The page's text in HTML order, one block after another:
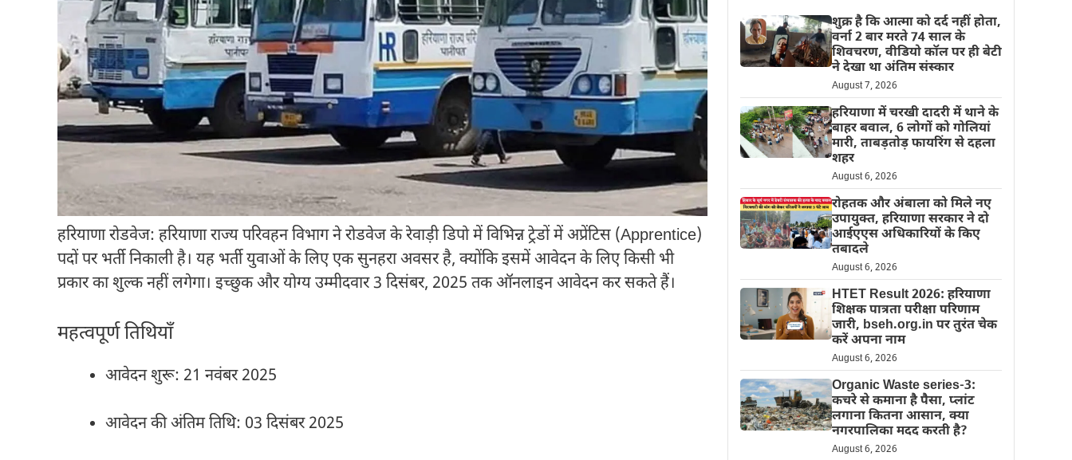
हरियाणा रोडवेज: हरियाणा राज्य परिवहन विभाग ने रोडवेज के रेवाड़ी डिपो में विभिन्न ट्रेडों में अप्रेंटिस (Apprentice)
पदों पर भर्ती निकाली है। यह भर्ती युवाओं के लिए एक सुनहरा अवसर है, क्योंकि इसमें आवेदन के लिए किसी भी
प्रकार का शुल्क नहीं लगेगा। इच्छुक और योग्य उम्मीदवार 3 दिसंबर, 2025 तक ऑनलाइन आवेदन कर सकते हैं।
महत्वपूर्ण तिथियाँ
आवेदन शुरू: 21 नवंबर 2025
आवेदन की अंतिम तिथि: 03 दिसंबर 2025
शुक्र है कि आत्मा को दर्द नहीं होता,
वर्ना 2 बार मरते 74 साल के
शिवचरण, वीडियो कॉल पर ही बेटी
ने देखा था अंतिम संस्कार
August 7, 2026
हरियाणा में चरखी दादरी में थाने के
बाहर बवाल, 6 लोगों को गोलियां
मारी, ताबड़तोड़ फायरिंग से दहला
शहर
August 6, 2026
रोहतक और अंबाला को मिले नए
उपायुक्त, हरियाणा सरकार ने दो
आईएएस अधिकारियों के किए
तबादले
August 6, 2026
HTET Result 2026: हरियाणा
शिक्षक पात्रता परीक्षा परिणाम
जारी, bseh.org.in पर तुरंत चेक
करें अपना नाम
August 6, 2026
Organic Waste series-3:
कचरे से कमाना है पैसा, प्लांट
लगाना कितना आसान, क्या
नगरपालिका मदद करती है?
August 6, 2026